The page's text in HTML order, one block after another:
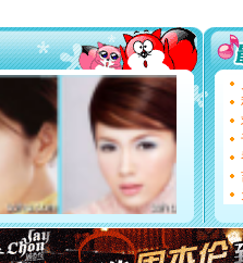
你太多，
要平安
[圣诞节]
能正大
都要快乐
[圣诞节]
如意,快
[元旦]
看
断电。
你是我
[元旦]
起；二是
离。水晶